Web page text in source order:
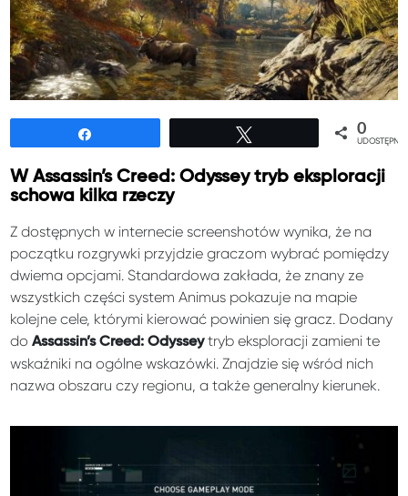
0
W Assassin’s Creed: Odyssey tryb eksploracji
schowa kilka rzeczy
Z dostępnych w internecie screenshotów wynika, że na
początku rozgrywki przyjdzie graczom wybrać pomiędzy
dwiema opcjami. Standardowa zakłada, że znany ze
wszystkich części system Animus pokazuje na mapie
kolejne cele, którymi kierować powinien się gracz. Dodany
doAssassin’s Creed: Odysseytryb eksploracji zamieni te
wskaźniki na ogólne wskazówki. Znajdzie się wśród nich
nazwa obszaru czy regionu, a także generalny kierunek.